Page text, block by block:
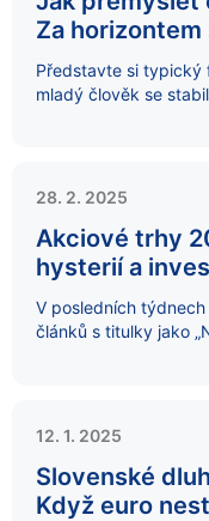
Za
Představte si typický
mladý člověk se
28. 2. 2025
Akciové trhy
hysterií a
V posledních
článků s titulky jako
12. 1. 2025
Slovenské
Když euro